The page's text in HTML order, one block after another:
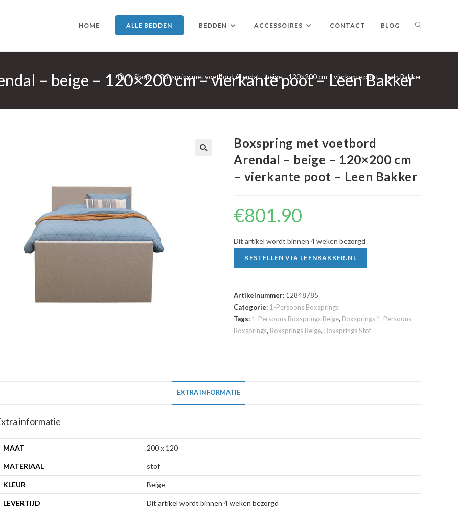
HOME ALLE BEDDEN BEDDEN ACCESSOIRES CONTACT BLOG TOGGLE
WEBSITE
– beige – 120×200 cm – vierkante poot – Leen Bakker
> Shop > Boxspring met voetbord Arendal – beige – 120×200 cm – vierkante poot – Leen Bakker
Boxspring met voetbord
Arendal – beige – 120×200 cm
– vierkante poot – Leen Bakker
€801.90
Dit artikel wordt binnen 4 weken bezorgd
BESTELLEN VIA LEENBAKKER.NL
Artikelnummer: 12848785
Categorie: 1-Persoons Boxsprings
Tags: 1-Persoons Boxsprings Beige, Boxsprings 1-Persoons
Boxsprings, Boxsprings Beige, Boxsprings Stof
EXTRA INFORMATIE
informatie
MAAT 200 x 120
MATERIAAL stof
KLEUR Beige
LEVERTIJD Dit artikel wordt binnen 4 weken bezorgd